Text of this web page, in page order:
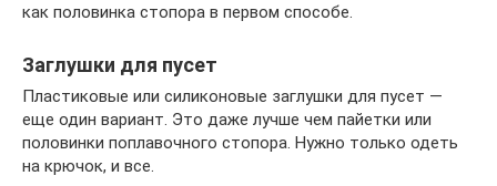
как половинка стопора в первом способе.
Заглушки для пусет
Пластиковые или силиконовые заглушки для пусет —
еще один вариант. Это даже лучше чем пайетки или
половинки поплавочного стопора. Нужно только одеть
на крючок, и все.